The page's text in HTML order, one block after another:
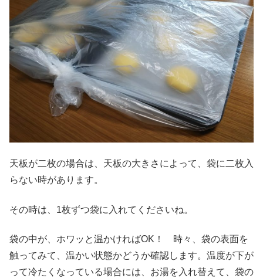
天板が二枚の場合は、天板の大きさによって、袋に二枚入
らない時があります。
その時は、1枚ずつ袋に入れてくださいね。
袋の中が、ホワッと温かければOK！ 時々、袋の表面を
触ってみて、温かい状態かどうか確認します。温度が下が
って冷たくなっている場合には、お湯を入れ替えて、袋の